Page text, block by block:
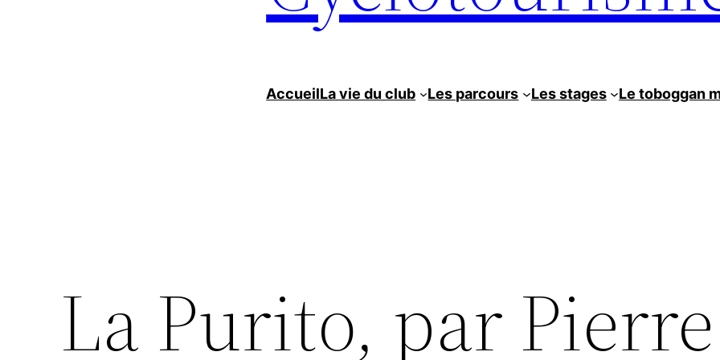
AccueilLa vie du club Les parcours Les stages Le toboggan
La Purito, par Pierre